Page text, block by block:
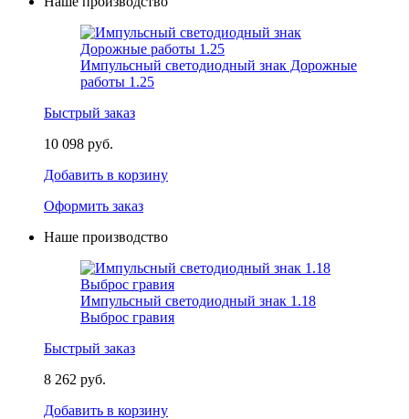
Импульсный светодиодный знак Дорожные
работы 1.25
Быстрый заказ
10 098 руб.
Добавить в корзину
Оформить заказ
Наше производство
Импульсный светодиодный знак 1.18
Выброс гравия
Быстрый заказ
8 262 руб.
Добавить в корзину